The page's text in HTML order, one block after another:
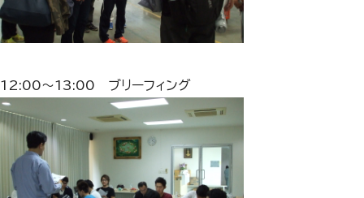
12:00～13:00 ブリーフィング